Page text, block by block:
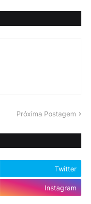
Próxima Postagem
Twitter
Instagram